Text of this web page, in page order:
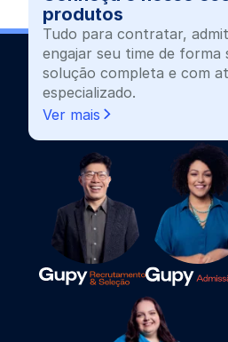
produtos
Tudo para contratar,
engajar seu time de forma
solução completa e com
especializado.
Ver mais